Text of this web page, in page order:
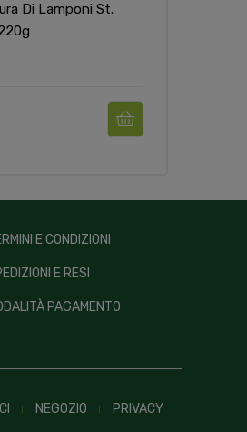
Di Lamponi St.
E CONDIZIONI
E RESI
PAGAMENTO
NEGOZIO PRIVACY